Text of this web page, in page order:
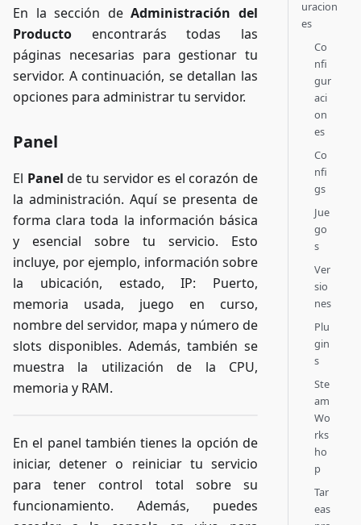
En la sección deAdministración del
Producto encontrarás todas las
páginas necesarias para gestionar tu
servidor. A continuación, se detallan las
opciones para administrar tu servidor.
Panel
El Panel de tu servidor es el corazón de
la administración. Aquí se presenta de
forma clara toda la información básica
y esencial sobre tu servicio. Esto
incluye, por ejemplo, información sobre
la ubicación, estado, IP: Puerto,
memoria usada, juego en curso,
nombre del servidor, mapa y número de
slots disponibles. Además, también se
muestra la utilización de la CPU,
memoria y RAM.
En el panel también tienes la opción de
iniciar, detener o reiniciar tu servicio
para tener control total sobre su
funcionamiento. Además, puedes
uracion
es
Co
nfi
gur
aci
on
es
Co
nfi
gs
Jue
go
s
Ver
sio
nes
Plu
gin
s
Ste
am
Wo
rks
ho
p
Tar
eas